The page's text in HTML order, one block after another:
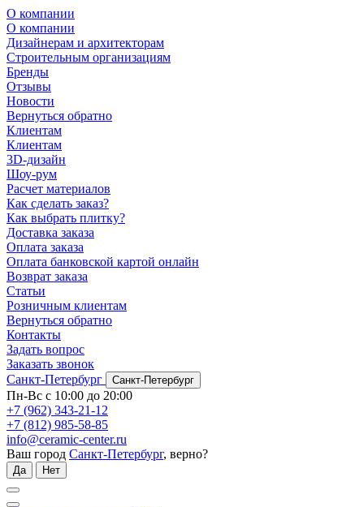
О компании
О компании
Дизайнерам и архитекторам
Строительным организациям
Бренды
Отзывы
Новости
Вернуться обратно
Клиентам
Клиентам
3D-дизайн
Шоу-рум
Расчет материалов
Как сделать заказ?
Как выбрать плитку?
Доставка заказа
Оплата заказа
Оплата банковской картой онлайн
Возврат заказа
Статьи
Розничным клиентам
Вернуться обратно
Контакты
Задать вопрос
Заказать звонок
Санкт-Петербург
Санкт-Петербург
Пн-Вс с 10:00 до 20:00
+7 (962) 343-21-12
+7 (812) 985-58-85
info@ceramic-center.ru
Ваш город Санкт-Петербург, верно?
Да Нет